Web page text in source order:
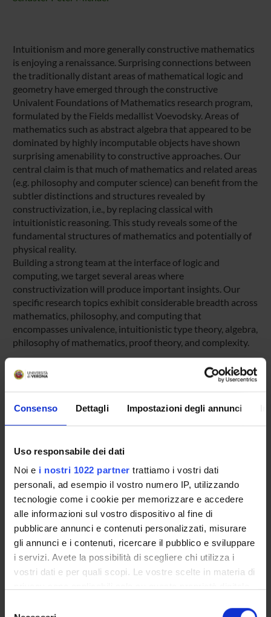
Consenso Dettagli Impostazioni degli annunci
Uso responsabile dei dati
Noi e i nostri 1022 partner trattiamo i vostri dati
personali, ad esempio il vostro numero IP, utilizzando
tecnologie come i cookie per memorizzare e accedere
alle informazioni sul vostro dispositivo al fine di
pubblicare annunci e contenuti personalizzati, misurare
gli annunci e i contenuti, ricercare il pubblico e sviluppare
i servizi. Avete la possibilità di scegliere chi utilizza i
vostri dati e per quali scopi. Le vostre scelte in materia di
Intuitionism and more generally constructive mathematics
is enjoying a renaissance. Surprising connections between
the traditionally distant areas of mathematical logic and
geometry have emerged through the constructive
Univalent Foundations of Mathematics research program,
formulated by the Fields medallist Voevodsky. Areas of
mathematics such as abstract algebra that appeared to be
dominated by highly incomputable objects have shown
surprising amenability to constructive approaches. Our
central claim is that much of mathematics and related areas
(e.g. philosophy and computer science) can benefit from the
subtler distinctions and structures revealed by
constructivization, i.e., by replacing classical with
intuitionistic reasoning. This study reveals some of the
fundamental structures of mathematics and potentially of
physical reality.
Building a strong team at the interface of logic and
computing, we target several areas where
constructivization will produce important insights. Our
specific research topics exhibit considerable breadth across
mathematics, philosophy, and computing that
encompasses univalence, intuitionistic type theory, algebra,
philosophy of mathematics, proof theory, and complexity.
John Templeton Foundation
PROJECT PARTICIPANTS
Ingo Blechschmidt
Giulio Fellin
Temporary Professor
Peter Michael Schuster
Full Professor
Daniel Wessel